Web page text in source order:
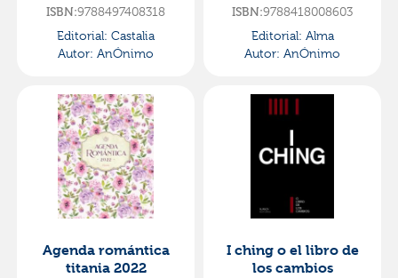
ISBN:9788497408318
Editorial: Castalia
Autor: AnÓnimo
ISBN:9788418008603
Editorial: Alma
Autor: AnÓnimo
Agenda romántica
titania 2022
I ching o el libro de
los cambios